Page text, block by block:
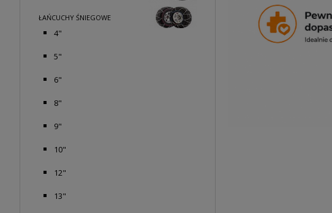
ŁAŃCUCHY ŚNIEGOWE
4"
5"
6"
8"
9"
10"
12"
13"